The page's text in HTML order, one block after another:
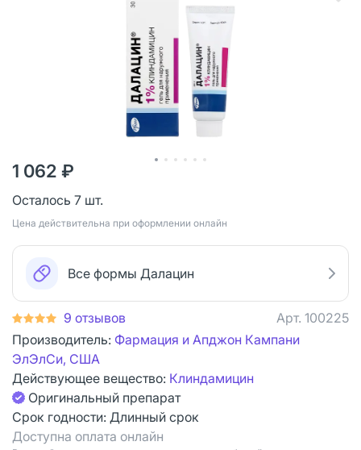
1 062 ₽
Осталось 7 шт.
Цена действительна при оформлении онлайн
Все формы Далацин
9 отзывов Арт. 100225
Производитель: Фармация и Апджон Кампани
ЭлЭлСи, США
Действующее вещество: Клиндамицин
Оригинальный препарат
Срок годности: Длинный срок
Доступна оплата онлайн